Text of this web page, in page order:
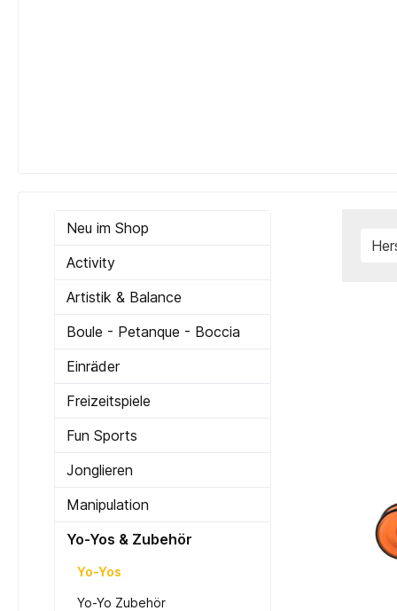
Neu im Shop
Activity
Artistik & Balance
Boule - Petanque - Boccia
Einräder
Freizeitspiele
Fun Sports
Jonglieren
Manipulation
Yo-Yos & Zubehör
Yo-Yos
Yo-Yo Zubehör